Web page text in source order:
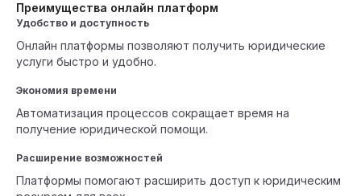
Преимущества онлайн платформ
Удобство и доступность
Онлайн платформы позволяют получить юридические
услуги быстро и удобно.
Экономия времени
Автоматизация процессов сокращает время на
получение юридической помощи.
Расширение возможностей
Платформы помогают расширить доступ к юридическим